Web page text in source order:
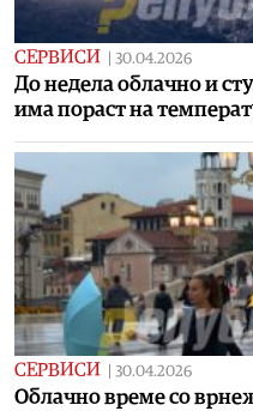
СЕРВИСИ 30.04.2026
До недела облачно и
има пораст на
СЕРВИСИ 30.04.2026
Облачно време со